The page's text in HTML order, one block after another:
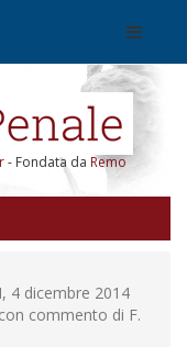
- Fondata da Remo
4 dicembre 2014
commento di F.